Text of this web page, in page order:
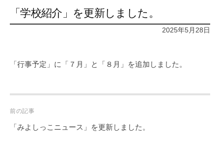
「学校紹介」を更新しました。
2025年5月28日
「行事予定」に「７月」と「８月」を追加しました。
Post
navigation
前の記事
「みよしっこニュース」を更新しました。